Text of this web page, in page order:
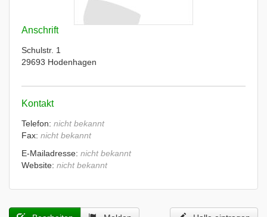
Anschrift
Schulstr. 1
29693 Hodenhagen
Kontakt
Telefon: nicht bekannt
Fax: nicht bekannt
E-Mailadresse: nicht bekannt
Website: nicht bekannt